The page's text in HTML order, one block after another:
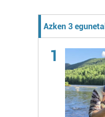
Azken 3
1